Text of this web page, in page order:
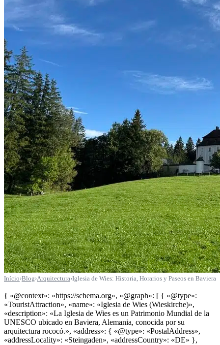
Início›Blog›Arquitectura›Iglesia de Wies: Historia, Horarios y Paseos en Baviera
{ «@context»: «https://schema.org», «@graph»: [ { «@type»:
«TouristAttraction», «name»: «Iglesia de Wies (Wieskirche)»,
«description»: «La Iglesia de Wies es un Patrimonio Mundial de la
UNESCO ubicado en Baviera, Alemania, conocida por su
arquitectura rococó.», «address»: { «@type»: «PostalAddress»,
«addressLocality»: «Steingaden», «addressCountry»: «DE» },